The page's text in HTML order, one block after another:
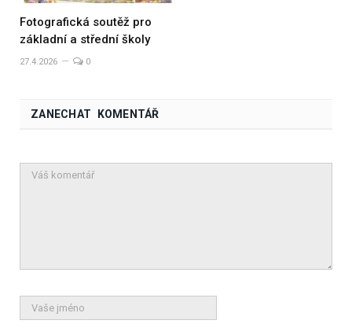
Fotografická soutěž pro
základní a střední školy
27.4.2026 0
ZANECHAT KOMENTÁŘ